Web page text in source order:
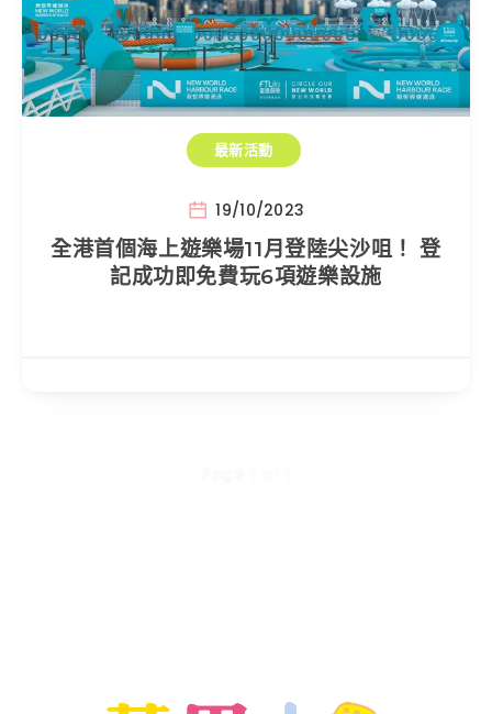
最新活動
19/10/2023
全港首個海上遊樂場11月登陸尖沙咀！ 登
記成功即免費玩6項遊樂設施